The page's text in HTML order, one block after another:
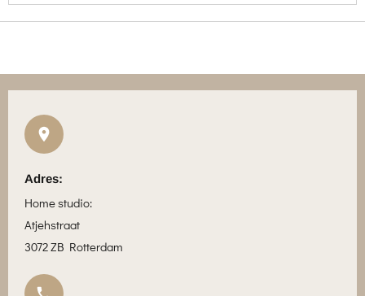
Adres:
Home studio:
Atjehstraat
3072 ZB Rotterdam